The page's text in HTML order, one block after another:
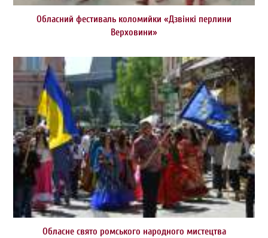
Обласний фестиваль коломийки «Дзвінкі перлини
Верховини»
Обласне свято ромського народного мистецтва